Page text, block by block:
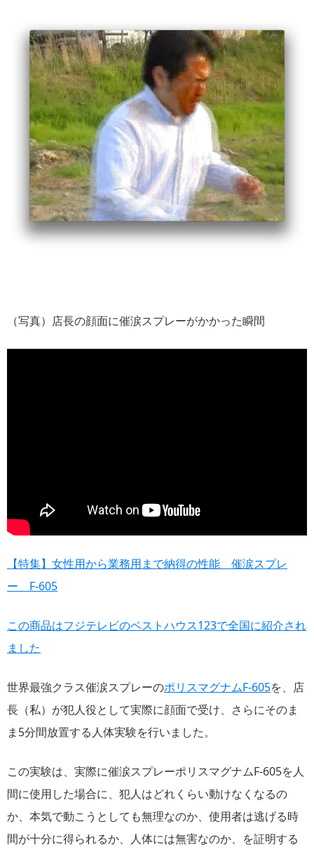
（写真）店長の顔面に催涙スプレーがかかった瞬間
【特集】女性用から業務用まで納得の性能 催涙スプレ
ー F-605
この商品はフジテレビのベストハウス123で全国に紹介され
ました
世界最強クラス催涙スプレーのポリスマグナムF-605を、店
長（私）が犯人役として実際に顔面で受け、さらにそのま
ま5分間放置する人体実験を行いました。
この実験は、実際に催涙スプレーポリスマグナムF-605を人
間に使用した場合に、犯人はどれくらい動けなくなるの
か、本気で動こうとしても無理なのか、使用者は逃げる時
間が十分に得られるか、人体には無害なのか、を証明する